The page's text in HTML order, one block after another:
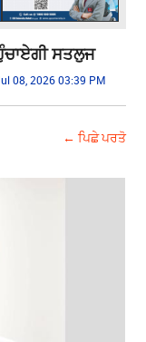
ਸਤਲੁਜ
08, 2026 03:39 PM
← ਪਿਛੇ ਪਰਤੋ